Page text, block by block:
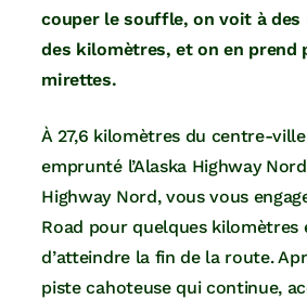
couper le souffle, on voit à
des kilomètres, et on en prend
mirettes.
À 27,6 kilomètres du centre-
emprunté l’Alaska Highway
Highway Nord, vous vous
Road pour quelques kilomètres
d’atteindre la fin de la route.
piste cahoteuse qui continue,